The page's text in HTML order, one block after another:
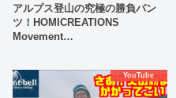
アルプス登山の究極の勝負パン
ツ！HOMICREATIONS
Movement…
YouTube